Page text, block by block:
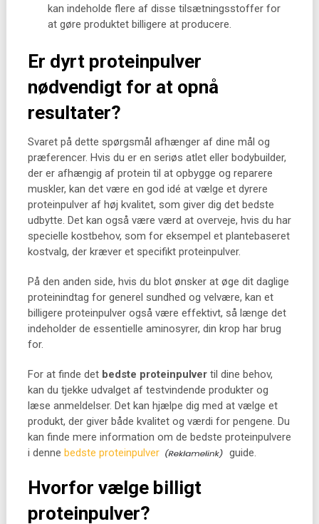
kan indeholde flere af disse tilsætningsstoffer for
at gøre produktet billigere at producere.
Er dyrt proteinpulver
nødvendigt for at opnå
resultater?
Svaret på dette spørgsmål afhænger af dine mål og
præferencer. Hvis du er en seriøs atlet eller bodybuilder,
der er afhængig af protein til at opbygge og reparere
muskler, kan det være en god idé at vælge et dyrere
proteinpulver af høj kvalitet, som giver dig det bedste
udbytte. Det kan også være værd at overveje, hvis du har
specielle kostbehov, som for eksempel et plantebaseret
kostvalg, der kræver et specifikt proteinpulver.
På den anden side, hvis du blot ønsker at øge dit daglige
proteinindtag for generel sundhed og velvære, kan et
billigere proteinpulver også være effektivt, så længe det
indeholder de essentielle aminosyrer, din krop har brug
for.
For at finde det bedste proteinpulvertil dine behov,
kan du tjekke udvalget af testvindende produkter og
læse anmeldelser. Det kan hjælpe dig med at vælge et
produkt, der giver både kvalitet og værdi for pengene. Du
kan finde mere information om de bedste proteinpulvere
i denne bedste proteinpulver guide.
Hvorfor vælge billigt
proteinpulver?